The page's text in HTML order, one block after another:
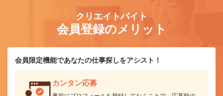
クリエイトバイト
会員登録のメリット
会員限定機能であなたの仕事探しをアシスト！
カンタン応募